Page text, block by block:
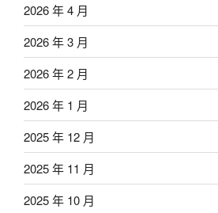
2026 年 4 月
2026 年 3 月
2026 年 2 月
2026 年 1 月
2025 年 12 月
2025 年 11 月
2025 年 10 月